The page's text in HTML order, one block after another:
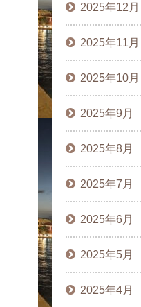
2025年12月
2025年11月
2025年10月
2025年9月
2025年8月
2025年7月
2025年6月
2025年5月
2025年4月